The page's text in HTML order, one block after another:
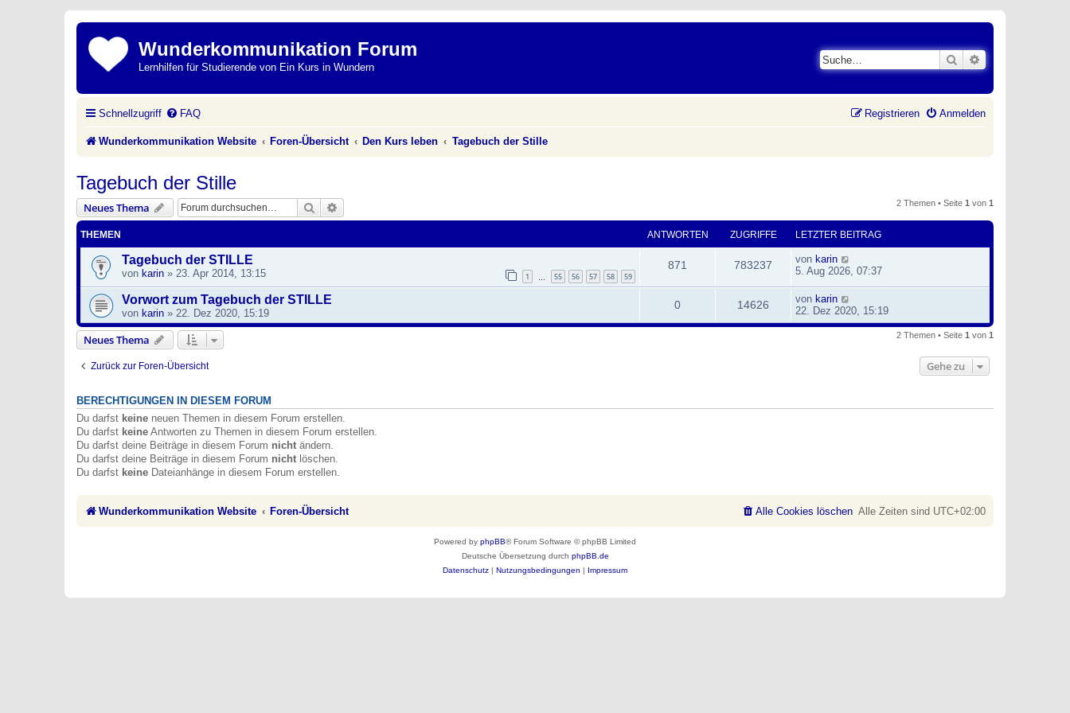
Wunderkommunikation Forum
Lernhilfen für Studierende von Ein Kurs in Wundern
Suche
Schnellzugriff FAQ Anmelden
Registrieren
Wunderkommunikation Website Foren-Übersicht Den Kurs leben Tagebuch der Stille
Tagebuch der Stille
Neues Thema Suche 2 Themen • Seite 1 von 1
THEMEN ANTWORTEN ZUGRIFFE LETZTER BEITRAG
Tagebuch der STILLE
von karin » 23. Apr 2014, 13:15 1 55 56 57 58 59
871 783237 von karin
5. Aug 2026, 07:37
Vorwort zum Tagebuch der STILLE
von karin » 22. Dez 2020, 15:19
0 14626 von karin
22. Dez 2020, 15:19
Neues Thema 2 Themen • Seite 1 von 1
Zurück zur Foren-Übersicht Gehe zu
BERECHTIGUNGEN IN DIESEM FORUM
Du darfst keine neuen Themen in diesem Forum erstellen.
Du darfst keine Antworten zu Themen in diesem Forum erstellen.
Du darfst deine Beiträge in diesem Forum nicht ändern.
Du darfst deine Beiträge in diesem Forum nicht löschen.
Du darfst keine Dateianhänge in diesem Forum erstellen.
Wunderkommunikation Website Foren-Übersicht Alle Zeiten sind UTC+02:00
Alle Cookies löschen
Powered by phpBB® Forum Software © phpBB Limited
Deutsche Übersetzung durch phpBB.de
Datenschutz | Nutzungsbedingungen | Impressum